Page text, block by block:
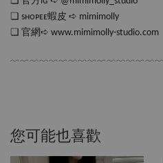
❏ sʜᴏᴘᴇᴇ蝦皮 ➪ mimimolly
❏ 官網➪ www.mimimolly-studio.com
﹋﹋﹋﹋﹋﹋﹋﹋﹋﹋﹋﹋﹋﹋﹋﹋
您可能也喜歡